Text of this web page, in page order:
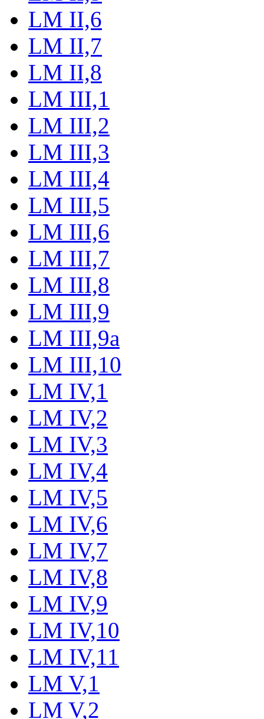
LM II,6
LM II,7
LM II,8
LM III,1
LM III,2
LM III,3
LM III,4
LM III,5
LM III,6
LM III,7
LM III,8
LM III,9
LM III,9a
LM III,10
LM IV,1
LM IV,2
LM IV,3
LM IV,4
LM IV,5
LM IV,6
LM IV,7
LM IV,8
LM IV,9
LM IV,10
LM IV,11
LM V,1
LM V,2